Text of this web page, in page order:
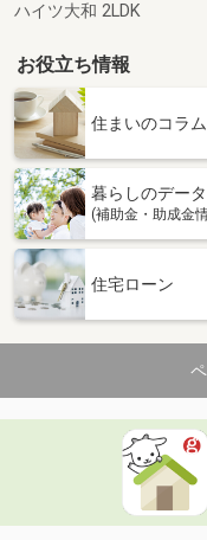
ハイツ大和 2LDK
お役立ち情報
住まいのコラム
暮らしのデータ
(補助金・助成金
住宅ローン